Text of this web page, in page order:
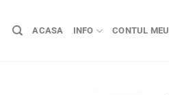
ACASA INFO CONTUL MEU